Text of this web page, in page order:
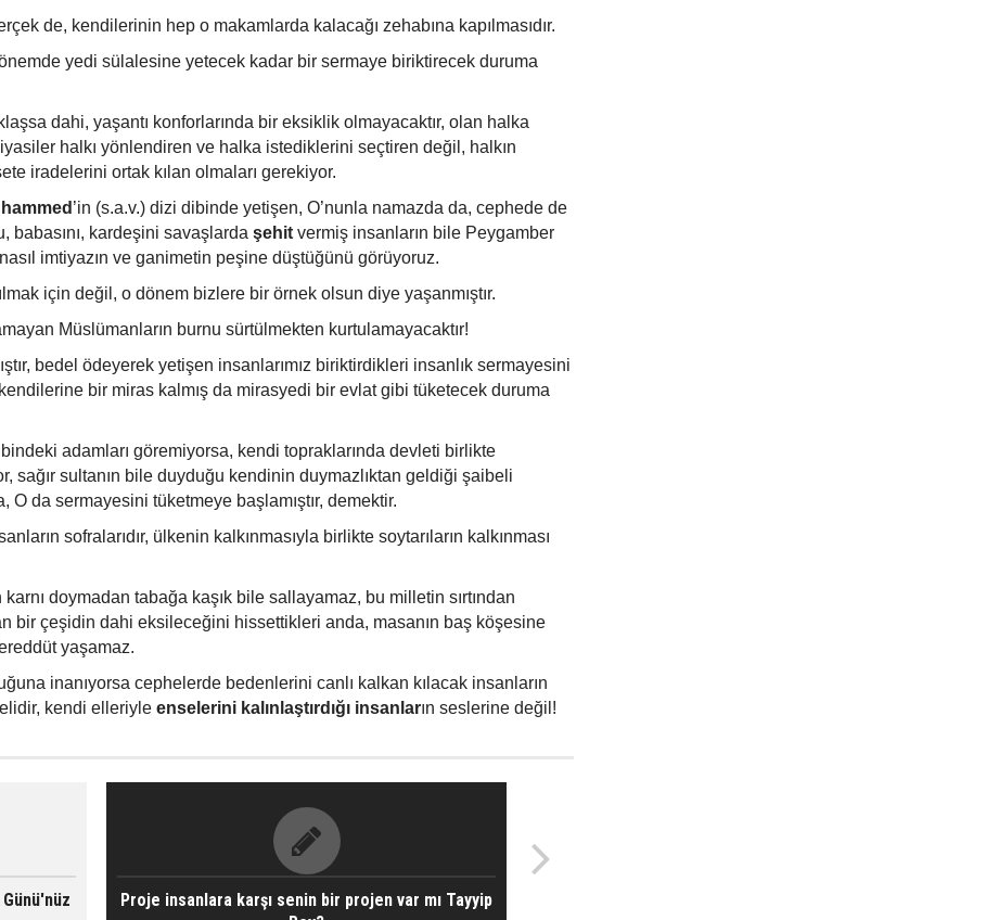
de, kendilerinin hep o makamlarda kalacağı zehabına kapılmasıdır.
yedi sülalesine yetecek kadar bir sermaye biriktirecek duruma
dahi, yaşantı konforlarında bir eksiklik olmayacaktır, olan halka
halkı yönlendiren ve halka istediklerini seçtiren değil, halkın
iradelerini ortak kılan olmaları gerekiyor.
’in (s.a.v.) dizi dibinde yetişen, O’nunla namazda da, cephede de
babasını, kardeşini savaşlarda şehit vermiş insanların bile Peygamber
imtiyazın ve ganimetin peşine düştüğünü görüyoruz.
için değil, o dönem bizlere bir örnek olsun diye yaşanmıştır.
Müslümanların burnu sürtülmekten kurtulamayacaktır!
bedel ödeyerek yetişen insanlarımız biriktirdikleri insanlık sermayesini
bir miras kalmış da mirasyedi bir evlat gibi tüketecek duruma
adamları göremiyorsa, kendi topraklarında devleti birlikte
sağır sultanın bile duyduğu kendinin duymazlıktan geldiği şaibeli
O da sermayesini tüketmeye başlamıştır, demektir.
sofralarıdır, ülkenin kalkınmasıyla birlikte soytarıların kalkınması
doymadan tabağa kaşık bile sallayamaz, bu milletin sırtından
bir çeşidin dahi eksileceğini hissettikleri anda, masanın baş köşesine
yaşamaz.
inanıyorsa cephelerde bedenlerini canlı kalkan kılacak insanların
kendi elleriyle enselerini kalınlaştırdığı insanların seslerine değil!
Proje insanlara karşı senin bir projen var mı Tayyip